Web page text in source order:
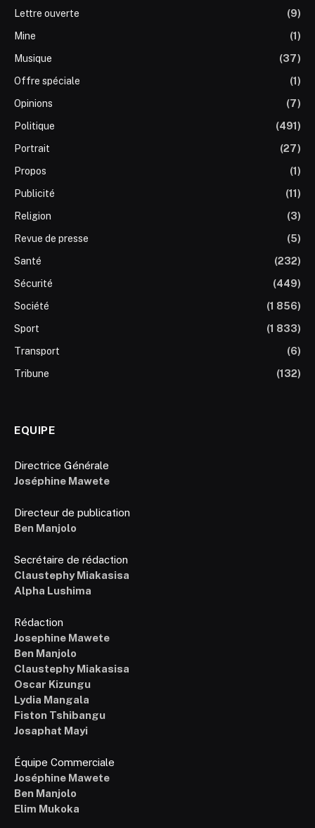
Lettre ouverte
(9)
Mine
(1)
Musique
(37)
Offre spéciale
(1)
Opinions
(7)
Politique
(491)
Portrait
(27)
Propos
(1)
Publicité
(11)
Religion
(3)
Revue de presse
(5)
Santé
(232)
Sécurité
(449)
Société
(1 856)
Sport
(1 833)
Transport
(6)
Tribune
(132)
EQUIPE
Directrice Générale
Joséphine Mawete
Directeur de publication
Ben Manjolo
Secrétaire de rédaction
Claustephy Miakasisa
Alpha Lushima
Rédaction
Josephine Mawete
Ben Manjolo
Claustephy Miakasisa
Oscar Kizungu
Lydia Mangala
Fiston Tshibangu
Josaphat Mayi
Équipe Commerciale
Joséphine Mawete
Ben Manjolo
Elim Mukoka